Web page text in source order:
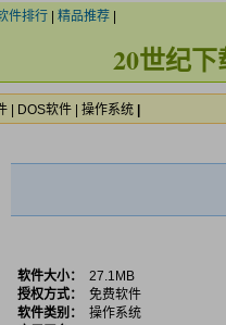
件排行 精品推荐
20世纪
DOS软件 操作系统
软件大小：
27.1MB
授权方式：
免费软件
软件类别：
操作系统